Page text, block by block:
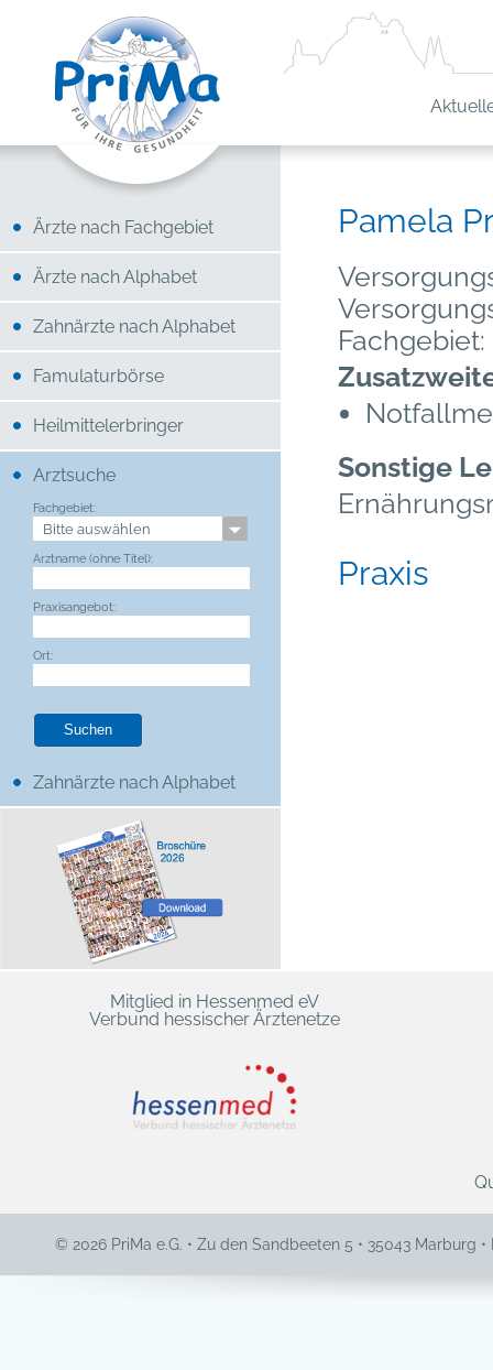
Ärzte nach Fachgebiet
Ärzte nach Alphabet
Zahnärzte nach Alphabet
Famulaturbörse
Heilmittelerbringer
Arztsuche
Fachgebiet:
Arztname (ohne Titel):
Praxisangebot:
Ort:
Zahnärzte nach Alphabet
Pamela
Sonstige
Praxis
Mitglied in Hessenmed eV
Verbund hessischer Ärztenetze
© 2026 PriMa e.G. • Zu den Sandbeeten 5 • 35043 Marburg •